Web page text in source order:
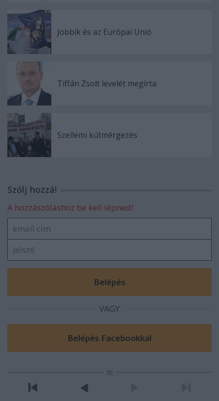
Jobbik és az Európai Unió
Tiffán Zsolt levelét megírta
Szellemi kútmérgezés
Szólj hozzá!
A hozzászóláshoz be kell lépned!
VAGY